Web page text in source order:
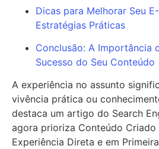
Dicas para Melhorar Seu
Estratégias Práticas
Conclusão: A Importância
Sucesso do Seu Conteúdo
A experiência no assunto
vivência prática ou
destaca um artigo do Search
agora prioriza Conteúdo Criado
Experiência Direta e em